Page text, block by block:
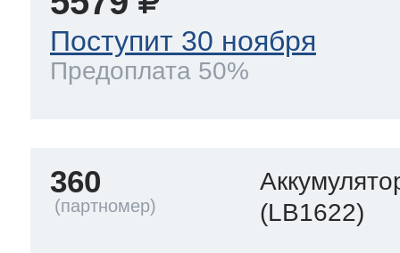
Поступит 30 ноября
Предоплата 50%
360
(LB1622)